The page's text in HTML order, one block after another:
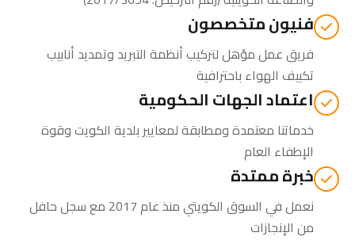
فنيون متخصصون
فريق عمل مؤهل لتركيب أنظمة التبريد وتمديد أنابيب
تكييف الهواء باحترافية
اعتماد الجهات الحكومية
خدماتنا معتمدة ومطابقة لمعايير بلدية الكويت وقوة
الإطفاء العام
خبرة ممتدة
نعمل في السوق الكويتي منذ عام 2017 مع سجل حافل
من الإنجازات